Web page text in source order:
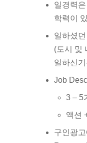
일경력
학력이
일하셨
(도시 및
일하신
Job
3 – 5
액션
구인광